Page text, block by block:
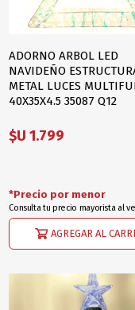
ADORNO ARBOL LED
NAVIDEÑO
METAL LUCES
40X35X4.5 35087 Q12
$U 1.799
AGREGAR AL
*Precio por menor
Consulta tu precio mayorista al